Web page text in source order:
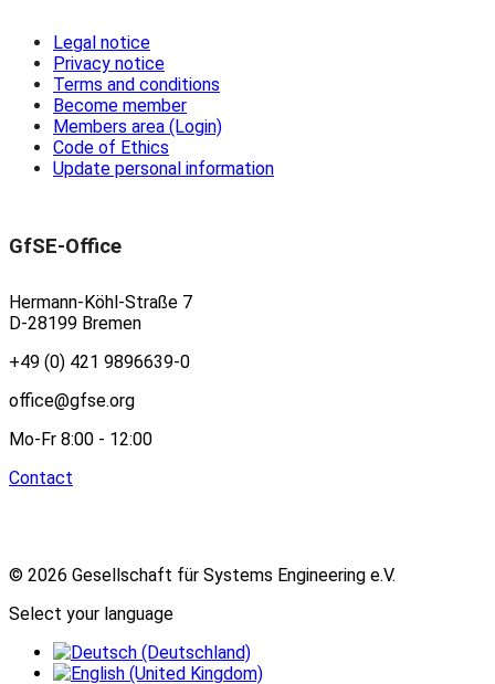
Legal notice
Privacy notice
Terms and conditions
Become member
Members area (Login)
Code of Ethics
Update personal information
GfSE-Office
Hermann-Köhl-Straße 7
D-28199 Bremen
+49 (0) 421 9896639-0
office@gfse.org
Mo-Fr 8:00 - 12:00
Contact
© 2026 Gesellschaft für Systems Engineering e.V.
Select your language